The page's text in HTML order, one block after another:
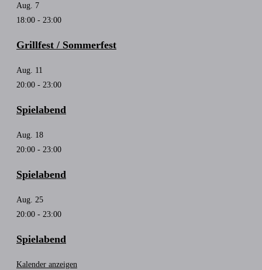
Aug. 7
18:00 - 23:00
Grillfest / Sommerfest
Aug. 11
20:00 - 23:00
Spielabend
Aug. 18
20:00 - 23:00
Spielabend
Aug. 25
20:00 - 23:00
Spielabend
Kalender anzeigen